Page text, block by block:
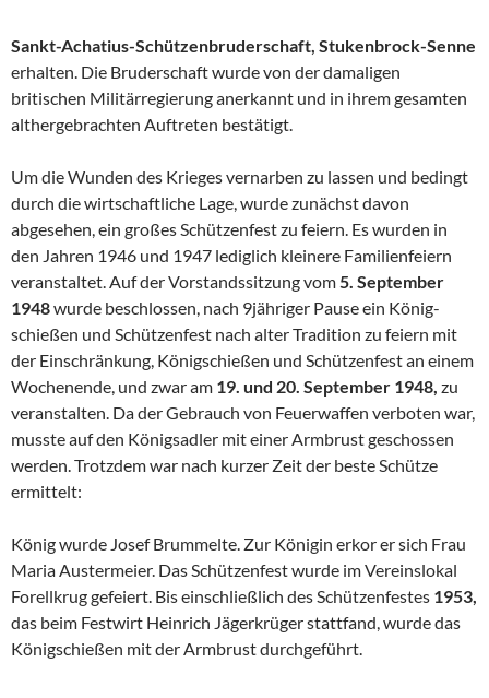
Sankt-Achatius-Schützenbruderschaft, Stukenbrock-Senne
erhalten. Die Bruderschaft wurde von der damaligen
britischen Militär­regierung anerkannt und in ihrem gesamten
althergebrachten Auftreten bestätigt.
Um die Wunden des Krieges vernarben zu lassen und bedingt
durch die wirtschaftliche Lage, wurde zunächst davon
abgesehen, ein großes Schützenfest zu feiern. Es wurden in
den Jahren 1946 und 1947 ledig­lich kleinere Familienfeiern
veranstaltet. Auf der Vorstandssitzung vom5. September
1948wurde beschlossen, nach 9jähriger Pause ein König­
schießen und Schützenfest nach alter Tradition zu feiern mit
der Ein­schränkung, Königschießen und Schützenfest an einem
Wochenende, und zwar am 19. und 20. September 1948, zu
veranstalten. Da der Gebrauch von Feuerwaffen verboten war,
musste auf den Königsadler mit einer Armbrust geschossen
werden. Trotzdem war nach kurzer Zeit der beste Schütze
ermittelt:
König wurde Josef Brummelte. Zur Königin erkor er sich Frau
Maria Austermeier. Das Schützenfest wurde im Vereinslokal
Forellkrug gefei­ert. Bis einschließlich des Schützenfestes 1953,
das beim Festwirt Hein­rich Jägerkrüger stattfand, wurde das
Königschießen mit der Armbrust durchgeführt.